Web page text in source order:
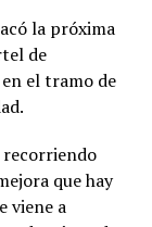
la próxima
de
el tramo de
recorriendo
que hay
viene a